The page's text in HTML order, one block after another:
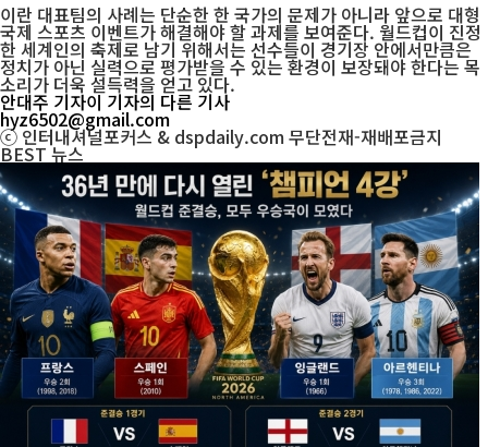
이란 대표팀의 사례는 단순한 한 국가의 문제가 아니라 앞으로 대형
국제 스포츠 이벤트가 해결해야 할 과제를 보여준다. 월드컵이 진정
한 세계인의 축제로 남기 위해서는 선수들이 경기장 안에서만큼은
정치가 아닌 실력으로 평가받을 수 있는 환경이 보장돼야 한다는 목
소리가 더욱 설득력을 얻고 있다.
안대주 기자이 기자의 다른 기사
hyz6502@gmail.com
ⓒ 인터내셔널포커스 & dspdaily.com 무단전재-재배포금지
BEST뉴스